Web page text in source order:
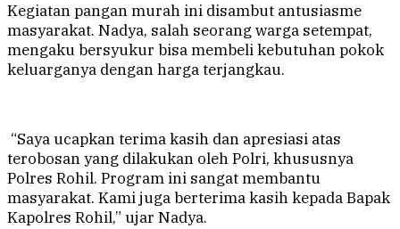
Kegiatan pangan murah ini disambut antusiasme
masyarakat. Nadya, salah seorang warga setempat,
mengaku bersyukur bisa membeli kebutuhan pokok
keluarganya dengan harga terjangkau.
“Saya ucapkan terima kasih dan apresiasi atas
terobosan yang dilakukan oleh Polri, khususnya
Polres Rohil. Program ini sangat membantu
masyarakat. Kami juga berterima kasih kepada Bapak
Kapolres Rohil,” ujar Nadya.